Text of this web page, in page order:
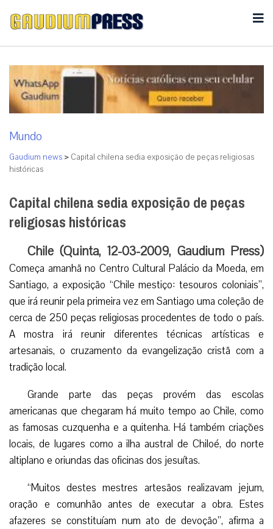
Mundo
Gaudium news > Capital chilena sedia exposição de peças religiosas
históricas
Capital chilena sedia exposição de peças
religiosas históricas
Chile (Quinta, 12-03-2009, Gaudium Press)
Começa amanhã no Centro Cultural Palácio da Moeda, em
Santiago, a exposição “Chile mestiço: tesouros coloniais”,
que irá reunir pela primeira vez em Santiago uma coleção de
cerca de 250 peças religiosas procedentes de todo o país.
A mostra irá reunir diferentes técnicas artísticas e
artesanais, o cruzamento da evangelização cristã com a
tradição local.
Grande parte das peças provém das escolas
americanas que chegaram há muito tempo ao Chile, como
as famosas cuzquenha e a quitenha. Há também criações
locais, de lugares como a ilha austral de Chiloé, do norte
altiplano e oriundas das oficinas dos jesuítas.
“Muitos destes mestres artesãos realizavam jejum,
oração e comunhão antes de executar a obra. Estes
afazeres se constituíam num ato de devoção”, afirma a